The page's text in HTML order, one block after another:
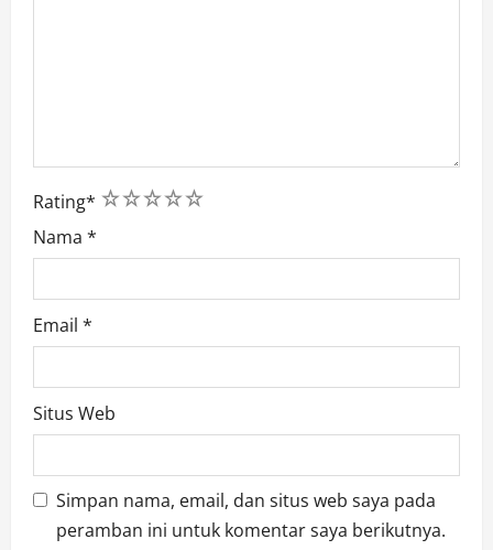
Rating* 5
4
3
2
1
Nama *
Email *
Situs Web
Simpan nama, email, dan situs web saya pada
peramban ini untuk komentar saya berikutnya.